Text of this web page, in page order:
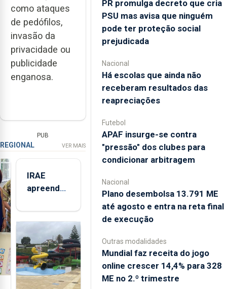
como ataques
de pedófilos,
invasão da
privacidade ou
publicidade
enganosa.
PUB
REGIONAL VER MAIS
IRAE
apreendeu
toneladas
de
alimentos
entre
2021 e
2025 nos
PR promulga decreto que cria
PSU mas avisa que ninguém
pode ter proteção social
prejudicada
Nacional
Há escolas que ainda não
receberam resultados das
reapreciações
Futebol
APAF insurge-se contra
"pressão" dos clubes para
condicionar arbitragem
Nacional
Plano desembolsa 13.791 ME
até agosto e entra na reta final
de execução
Outras modalidades
Mundial faz receita do jogo
online crescer 14,4% para 328
ME no 2.º trimestre